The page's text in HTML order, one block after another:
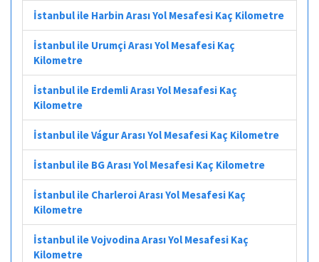
İstanbul ile Harbin Arası Yol Mesafesi Kaç Kilometre
İstanbul ile Urumçi Arası Yol Mesafesi Kaç
Kilometre
İstanbul ile Erdemli Arası Yol Mesafesi Kaç
Kilometre
İstanbul ile Vágur Arası Yol Mesafesi Kaç Kilometre
İstanbul ile BG Arası Yol Mesafesi Kaç Kilometre
İstanbul ile Charleroi Arası Yol Mesafesi Kaç
Kilometre
İstanbul ile Vojvodina Arası Yol Mesafesi Kaç
Kilometre